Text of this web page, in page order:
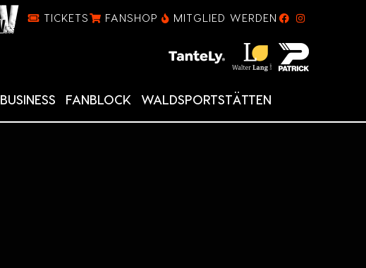
TICKETS FANSHOP MITGLIED WERDEN
BUSINESS FANBLOCK WALDSPORTSTÄTTEN